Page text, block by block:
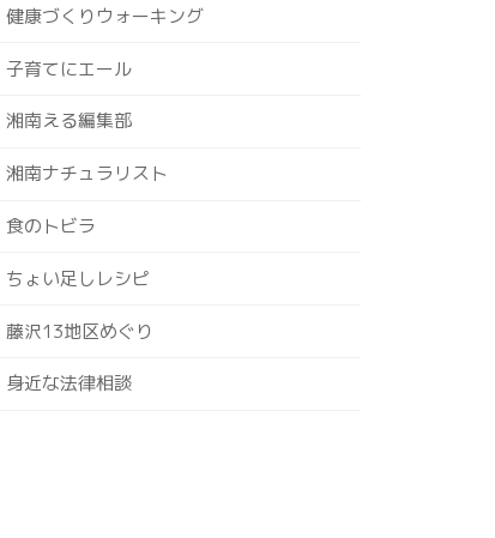
健康づくりウォーキング
子育てにエール
湘南える編集部
湘南ナチュラリスト
食のトビラ
ちょい足しレシピ
藤沢13地区めぐり
身近な法律相談